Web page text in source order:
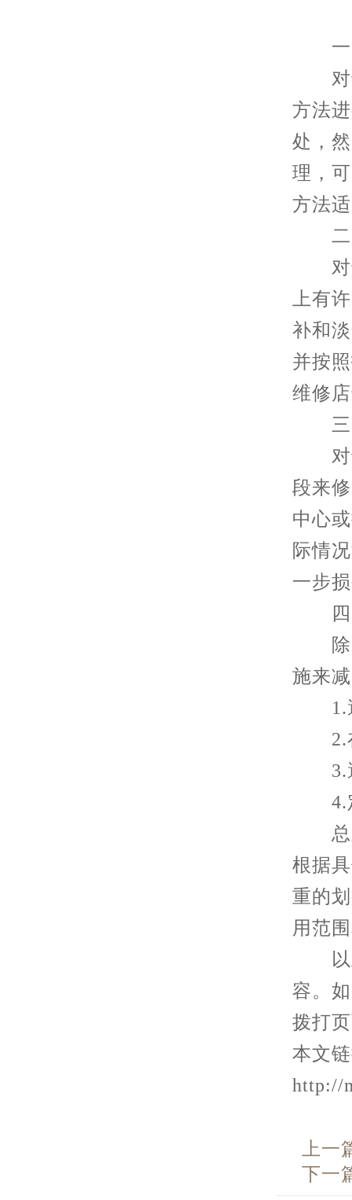
一
对于
方法
处，
理，
方法
二
对于
上有
补和
并按
维修
三、
对于
段来
中心
际情
一步
四
除了
施来
1.避
2.在
3.避
4.定
总之
根据
重的
用范
以
容。
拨打
本文
http://
上一
下一